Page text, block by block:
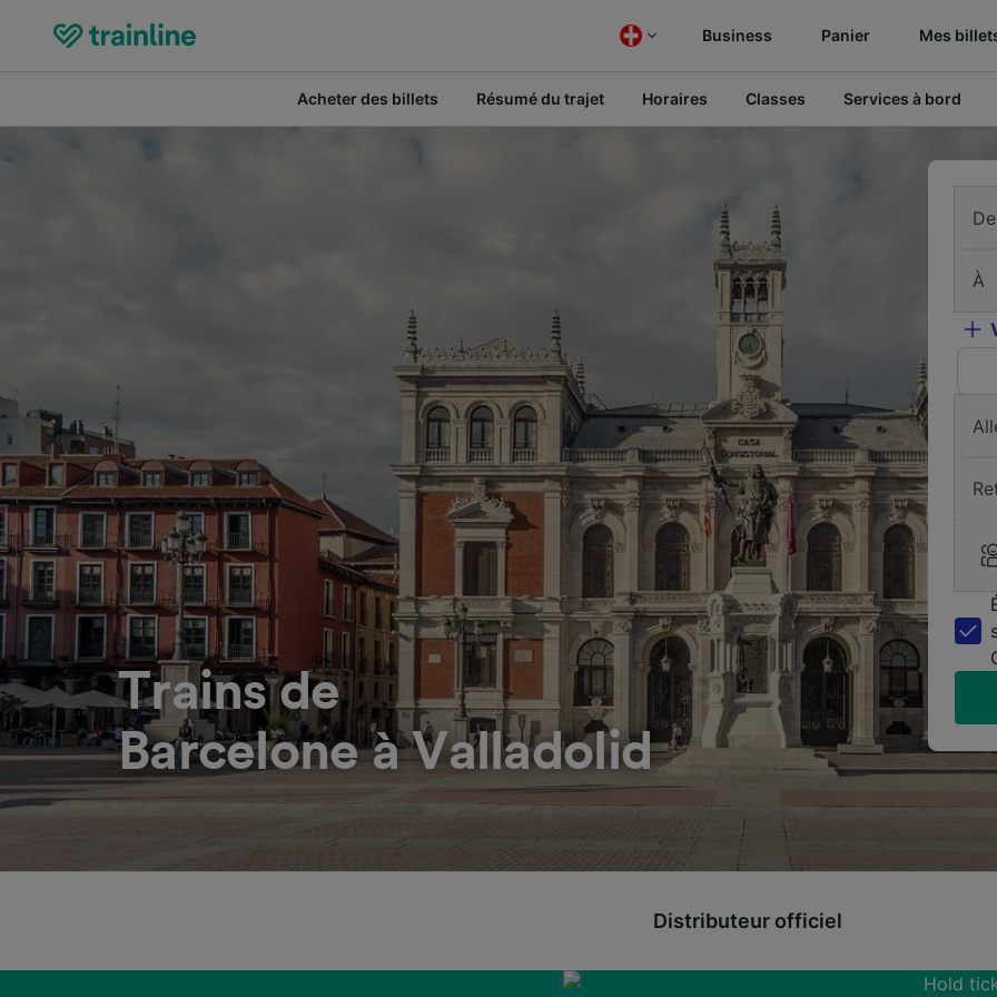
Business Panier Mes
Acheter des billets Résumé du trajet Horaires Classes Services à bord
Trains de
Barcelone à Valladolid
De
À
Distributeur officiel